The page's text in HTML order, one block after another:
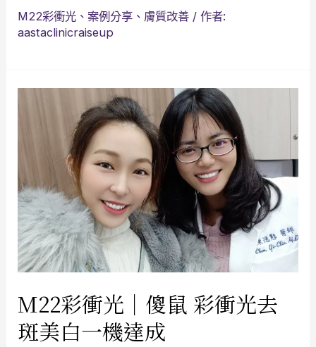
M22彩衝光 、案例分享 、 膚質改善 / 作者:
aastaclinicraiseup
M22彩衝光｜傻鼠 彩衝光去
斑美白一機達成